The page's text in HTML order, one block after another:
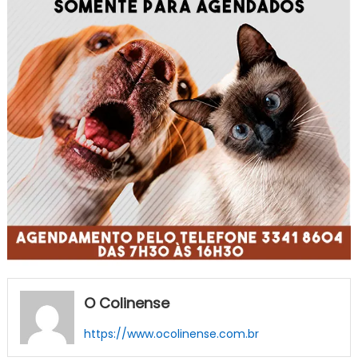
O Colinense
https://www.ocolinense.com.br